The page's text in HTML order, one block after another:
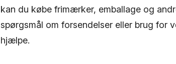
kan du købe frimærker, emballage og
spørgsmål om forsendelser eller brug for
hjælpe.